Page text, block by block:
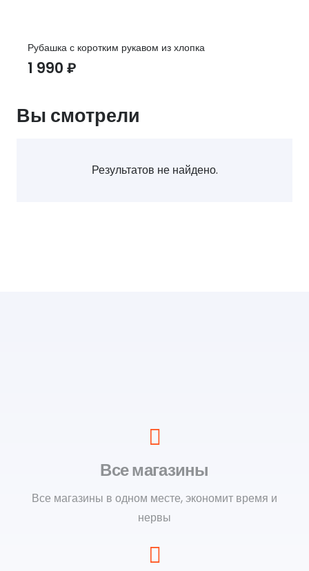
Рубашка с коротким рукавом из хлопка
1 990 ₽
Вы смотрели
Результатов не найдено.
Все магазины
Все магазины в одном месте, экономит время и
нервы